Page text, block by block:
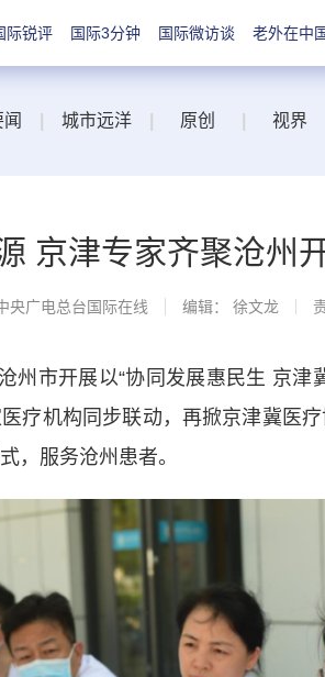
际锐评 国际3分钟 国际微访谈 老外在中
城市远洋 原创 视界
京津专家齐聚沧州
央广电总台国际在线 编辑： 徐文龙
市开展以“协同发展惠民生 京津
疗机构同步联动，再掀京津冀医
，服务沧州患者。